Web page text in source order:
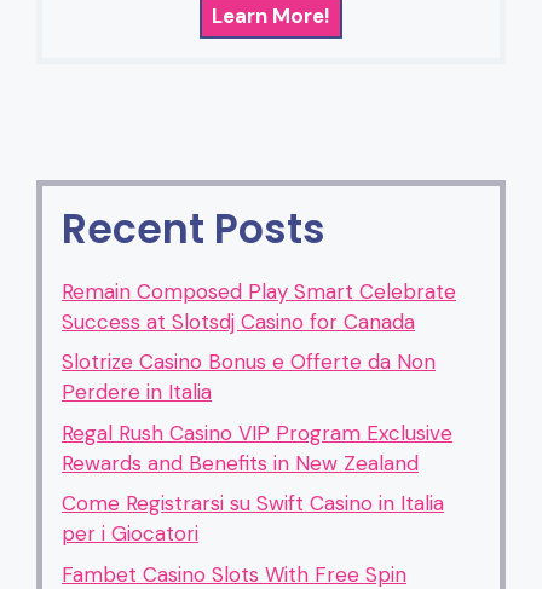
Learn More!
Recent Posts
Remain Composed Play Smart Celebrate
Success at Slotsdj Casino for Canada
Slotrize Casino Bonus e Offerte da Non
Perdere in Italia
Regal Rush Casino VIP Program Exclusive
Rewards and Benefits in New Zealand
Come Registrarsi su Swift Casino in Italia
per i Giocatori
Fambet Casino Slots With Free Spin